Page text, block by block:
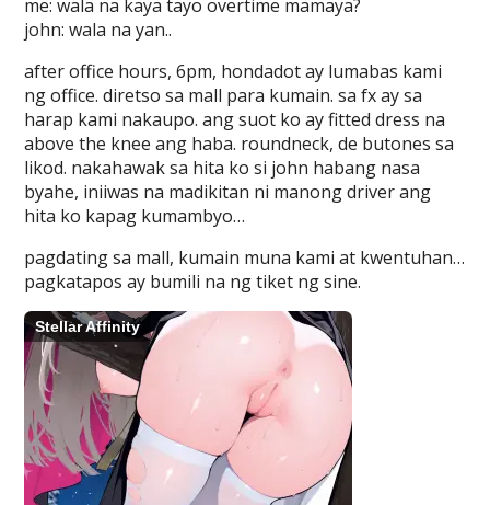
me: wala na kaya tayo overtime mamaya?
john: wala na yan..
after office hours, 6pm, hondadot ay lumabas kami
ng office. diretso sa mall para kumain. sa fx ay sa
harap kami nakaupo. ang suot ko ay fitted dress na
above the knee ang haba. roundneck, de butones sa
likod. nakahawak sa hita ko si john habang nasa
byahe, iniiwas na madikitan ni manong driver ang
hita ko kapag kumambyo…
pagdating sa mall, kumain muna kami at kwentuhan…
pagkatapos ay bumili na ng tiket ng sine.